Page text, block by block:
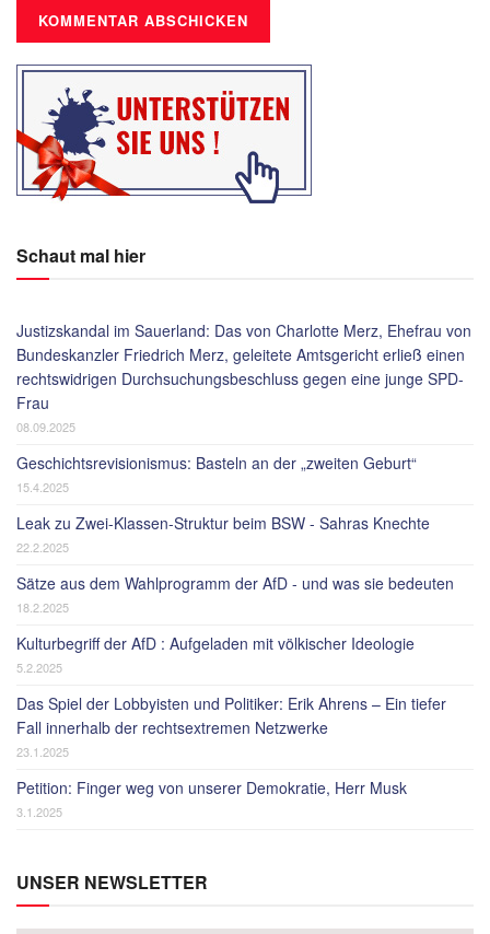
Schaut mal hier
Justizskandal im Sauerland: Das von Charlotte Merz, Ehefrau von
Bundeskanzler Friedrich Merz, geleitete Amtsgericht erließ einen
rechtswidrigen Durchsuchungsbeschluss gegen eine junge SPD-
Frau
08.09.2025
Geschichtsrevisionismus: Basteln an der „zweiten Geburt“
15.4.2025
Leak zu Zwei-Klassen-Struktur beim BSW - Sahras Knechte
22.2.2025
Sätze aus dem Wahlprogramm der AfD - und was sie bedeuten
18.2.2025
Kulturbegriff der AfD : Aufgeladen mit völkischer Ideologie
5.2.2025
Das Spiel der Lobbyisten und Politiker: Erik Ahrens – Ein tiefer
Fall innerhalb der rechtsextremen Netzwerke
23.1.2025
Petition: Finger weg von unserer Demokratie, Herr Musk
3.1.2025
UNSER NEWSLETTER